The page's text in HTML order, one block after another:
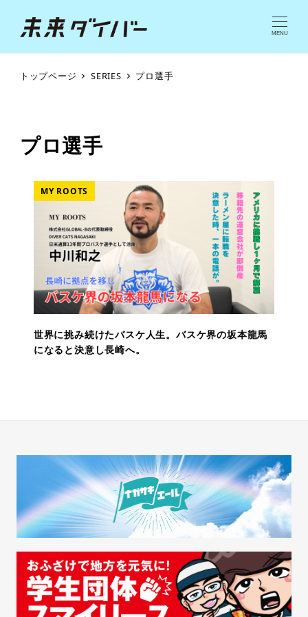
MENU
トップページ SERIES プロ選手
プロ選手
MY ROOTS
世界に挑み続けたバスケ人生。バスケ界の坂本龍馬
になると決意し長崎へ。